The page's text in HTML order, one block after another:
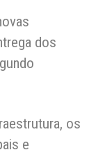
dos
os
e